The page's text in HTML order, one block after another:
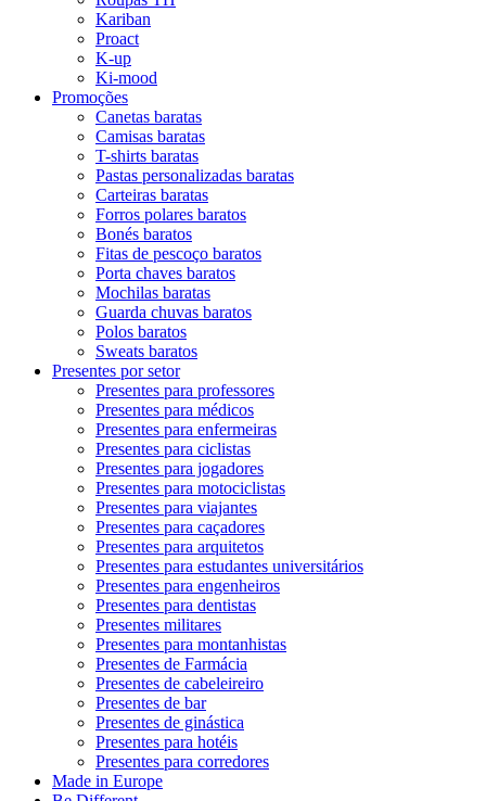
Kariban
Proact
K-up
Ki-mood
Promoções
Canetas baratas
Camisas baratas
T-shirts baratas
Pastas personalizadas baratas
Carteiras baratas
Forros polares baratos
Bonés baratos
Fitas de pescoço baratos
Porta chaves baratos
Mochilas baratas
Guarda chuvas baratos
Polos baratos
Sweats baratos
Presentes por setor
Presentes para professores
Presentes para médicos
Presentes para enfermeiras
Presentes para ciclistas
Presentes para jogadores
Presentes para motociclistas
Presentes para viajantes
Presentes para caçadores
Presentes para arquitetos
Presentes para estudantes universitários
Presentes para engenheiros
Presentes para dentistas
Presentes militares
Presentes para montanhistas
Presentes de Farmácia
Presentes de cabeleireiro
Presentes de bar
Presentes de ginástica
Presentes para hotéis
Presentes para corredores
Made in Europe